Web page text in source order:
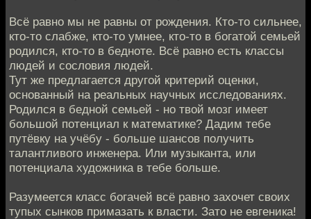
Всё равно мы не равны от рождения. Кто-то сильнее,
кто-то слабже, кто-то умнее, кто-то в богатой семьей
родился, кто-то в бедноте. Всё равно есть классы
людей и сословия людей.
Тут же предлагается другой критерий оценки,
основанный на реальных научных исследованиях.
Родился в бедной семьей - но твой мозг имеет
большой потенциал к математике? Дадим тебе
путёвку на учёбу - больше шансов получить
талантливого инженера. Или музыканта, или
потенциала художника в тебе больше.
Разумеется класс богачей всё равно захочет своих
тупых сынков примазать к власти. Зато не евгеника!